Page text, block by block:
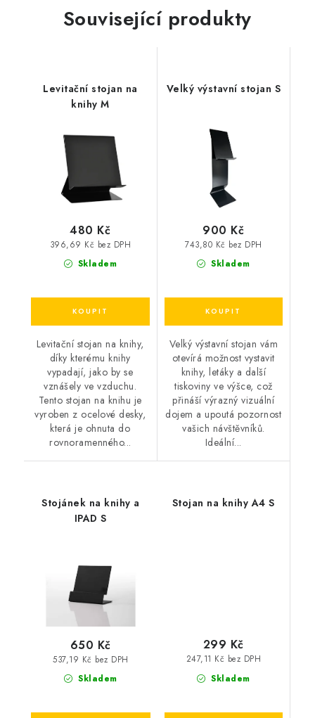
Související produkty
Levitační stojan na
knihy M
Skladem
396,69 Kč bez DPH
480 Kč
Levitační stojan na knihy,
díky kterému knihy
vypadají, jako by se
vznášely ve vzduchu.
Tento stojan na knihu je
vyroben z ocelové desky,
která je ohnuta do
rovnoramenného...
Velký výstavní stojan S
Skladem
743,80 Kč bez DPH
900 Kč
Velký výstavní stojan vám
otevírá možnost vystavit
knihy, letáky a další
tiskoviny ve výšce, což
přináší výrazný vizuální
dojem a upoutá pozornost
vašich návštěvníků.
Ideální...
Stojánek na knihy a
IPAD S
Skladem
537,19 Kč bez DPH
650 Kč
Stojan na knihy A4 S
Skladem
247,11 Kč bez DPH
299 Kč